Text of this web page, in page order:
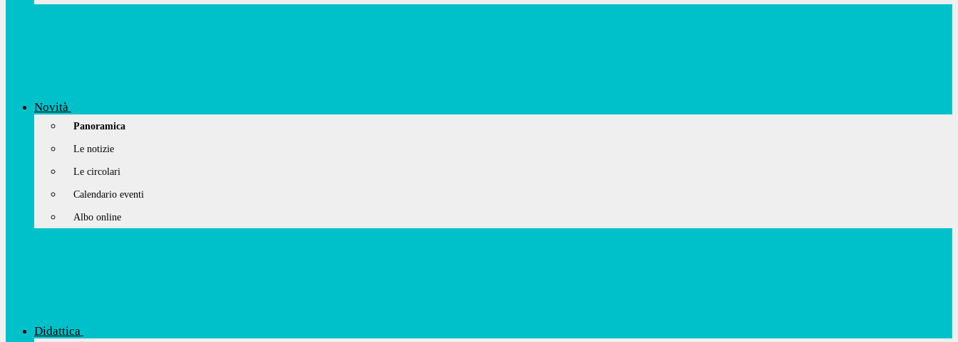
Novità
Panoramica
Le notizie
Le circolari
Calendario eventi
Albo online
Didattica